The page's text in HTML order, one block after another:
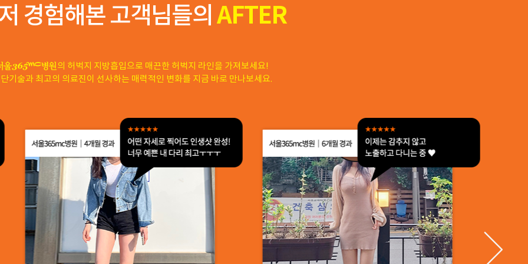
경험해본 고객님들의 AFTER
의 허벅지 지방흡입으로 매끈한 허벅지 라인을 가져보세요!
기술과 최고의 의료진이 선사하는 매력적인 변화를 지금 바로 만나보세요.